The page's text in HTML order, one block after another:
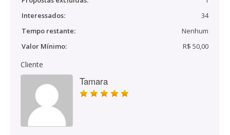
Interessados:
34
Tempo restante:
Nenhum
Valor Mínimo:
R$ 50,00
Cliente
Tamara